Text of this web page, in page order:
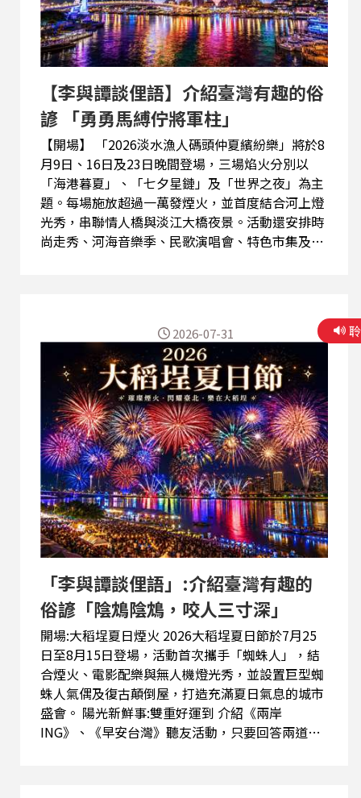
【李與譚談俚語】介紹臺灣有趣的俗
諺 「勇勇馬縛佇將軍柱」
【開場】 「2026淡水漁人碼頭仲夏繽紛樂」將於8
月9日、16日及23日晚間登場，三場焰火分別以
「海港暮夏」、「七夕星鏈」及「世界之夜」為主
題。每場施放超過一萬發煙火，並首度結合河上燈
光秀，串聯情人橋與淡江大橋夜景。活動還安排時
尚走秀、河海音樂季、民歌演唱會、特色市集及美
街、傳藝中心、牛舌餅製作、宜蘭酒廠及蘇澳漁港
等內容，帶大家從海洋生態、地方文化到傳統產
業，重新認識宜蘭的多元風貌。 【李與譚談俚語】
介紹臺灣有趣的俗諺 本集介紹台灣俗語「勇勇馬縛
佇將軍柱」，意思是健壯勇猛的好馬，卻被綁在柱
子上無法奔馳，用來比喻一個人能力卓越，卻受到
環境、制度或上位者限制，無法施展長才，感嘆人
才被埋沒、英雄無用武之地。 【陽光聊天室】 聽
友來信分享收聽桃園蓮花季、台灣十大伴手禮及俗
語單元的心得，也為鳳梨酥、太陽餅與徵文得獎者
送上祝福。此外，大家懷念已停播的「十分好文
摘」，期盼未來仍有兼具閱讀與寫作學習功能的節
目，延續廣播陪伴與知識交流的溫度。
「李與譚談俚語」:介紹臺灣有趣的
俗諺「陰鴆陰鴆，咬人三寸深」
開場:大稻埕夏日煙火 2026大稻埕夏日節於7月25
日至8月15日登場，活動首次攜手「蜘蛛人」，結
合煙火、電影配樂與無人機燈光秀，並設置巨型蜘
蛛人氣偶及復古顛倒屋，打造充滿夏日氣息的城市
盛會。 陽光新鮮事:雙重好運到 介紹《兩岸
ING》、《早安台灣》聽友活動，只要回答兩道選
2026-07-31